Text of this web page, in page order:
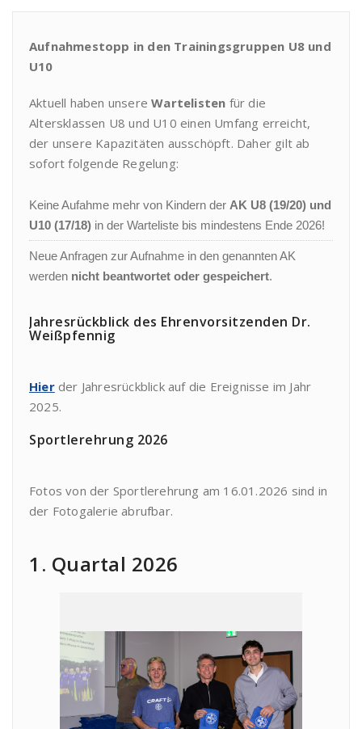
Aufnahmestopp in den Trainingsgruppen U8 und
U10
Aktuell haben unsereWartelisten für die
Altersklassen U8 und U10 einen Umfang erreicht,
der unsere Kapazitäten ausschöpft. Daher gilt ab
sofort folgende Regelung:
Keine Aufahme mehr von Kindern der AK U8 (19/20) und
U10 (17/18) in der Warteliste bis mindestens Ende 2026!
Neue Anfragen zur Aufnahme in den genannten AK
werden nicht beantwortet oder gespeichert.
Jahresrückblick des Ehrenvorsitzenden Dr.
Weißpfennig
Hierder Jahresrückblick auf die Ereignisse im Jahr
2025.
Sportlerehrung 2026
Fotos von der Sportlerehrung am 16.01.2026 sind in
der Fotogalerie abrufbar.
1. Quartal 2026